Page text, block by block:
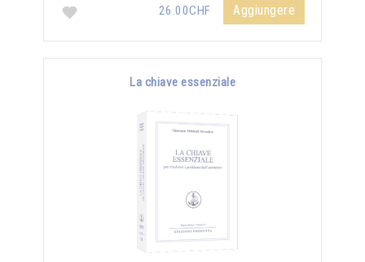
26.00CHF
Aggiungere
La chiave essenziale